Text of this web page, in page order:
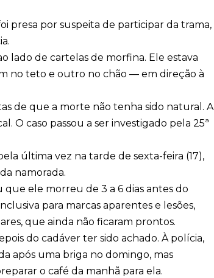
presa por suspeita de participar da trama,
lado de cartelas de morfina. Ele estava
no teto e outro no chão — em direção à
de que a morte não tenha sido natural. A
O caso passou a ser investigado pela 25ª
última vez na tarde de sexta-feira (17),
namorada.
ele morreu de 3 a 6 dias antes do
para marcas aparentes e lesões,
que ainda não ficaram prontos.
do cadáver ter sido achado. À polícia,
após uma briga no domingo, mas
o café da manhã para ela.